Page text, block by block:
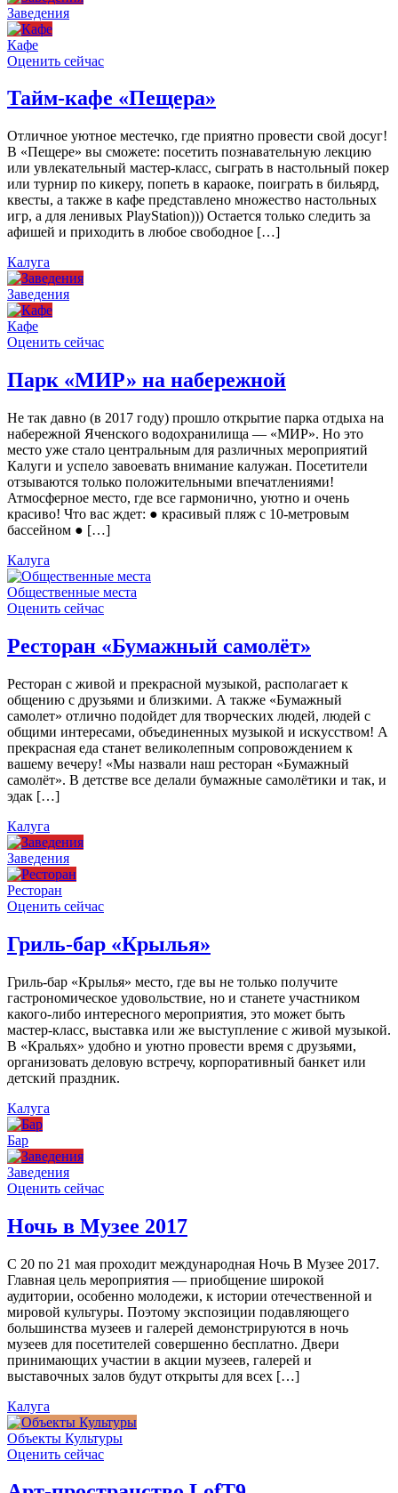
Заведения
Кафе
Оценить сейчас
Тайм-кафе «Пещера»
Отличное уютное местечко, где приятно провести свой досуг!
В «Пещере» вы сможете: посетить познавательную лекцию
или увлекательный мастер-класс, сыграть в настольный покер
или турнир по кикеру, попеть в караоке, поиграть в бильярд,
квесты, а также в кафе представлено множество настольных
игр, а для ленивых PlayStation))) Остается только следить за
афишей и приходить в любое свободное […]
Калуга
Заведения
Кафе
Оценить сейчас
Парк «МИР» на набережной
Не так давно (в 2017 году) прошло открытие парка отдыха на
набережной Яченского водохранилища — «МИР». Но это
место уже стало центральным для различных мероприятий
Калуги и успело завоевать внимание калужан. Посетители
отзываются только положительными впечатлениями!
Атмосферное место, где все гармонично, уютно и очень
красиво! Что вас ждет: ● красивый пляж с 10-метровым
бассейном ● […]
Калуга
Общественные места
Оценить сейчас
Ресторан «Бумажный самолёт»
Ресторан с живой и прекрасной музыкой, располагает к
общению с друзьями и близкими. А также «Бумажный
самолет» отлично подойдет для творческих людей, людей с
общими интересами, объединенных музыкой и искусством! А
прекрасная еда станет великолепным сопровождением к
вашему вечеру! «Мы назвали наш ресторан «Бумажный
самолёт». В детстве все делали бумажные самолётики и так, и
эдак […]
Калуга
Заведения
Ресторан
Оценить сейчас
Гриль-бар «Крылья»
Гриль-бар «Крылья» место, где вы не только получите
гастрономическое удовольствие, но и станете участником
какого-либо интересного мероприятия, это может быть
мастер-класс, выставка или же выступление с живой музыкой.
В «Кральях» удобно и уютно провести время с друзьями,
организовать деловую встречу, корпоративный банкет или
детский праздник.
Калуга
Бар
Заведения
Оценить сейчас
Ночь в Музее 2017
С 20 по 21 мая проходит международная Ночь В Музее 2017.
Главная цель мероприятия — приобщение широкой
аудитории, особенно молодежи, к истории отечественной и
мировой культуры. Поэтому экспозиции подавляющего
большинства музеев и галерей демонстрируются в ночь
музеев для посетителей совершенно бесплатно. Двери
принимающих участии в акции музеев, галерей и
выставочных залов будут открыты для всех […]
Калуга
Объекты Культуры
Оценить сейчас